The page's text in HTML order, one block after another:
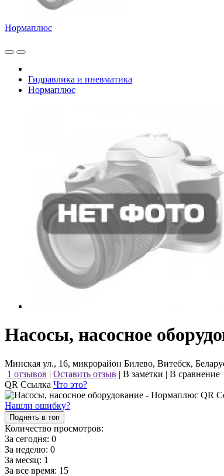
Нормаплюс
Гидравлика и пневматика
Нормаплюс
Насосы, насосное
Минская ул., 16, микрорайон Билево, Витебск,
1 отзывов | Оставить отзыв | В заметки | В сравнение
QR Ссылка Что это?
Нашли ошибку?
Поднять в топ
Количество просмотров:
За сегодня: 0
За неделю: 0
За месяц: 1
За все время: 15